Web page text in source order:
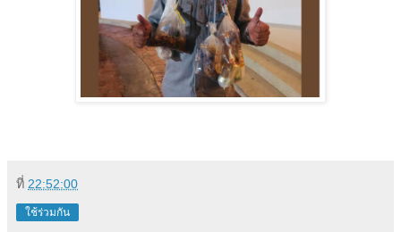
ที่ 22:52:00
ใช้ร่วมกัน